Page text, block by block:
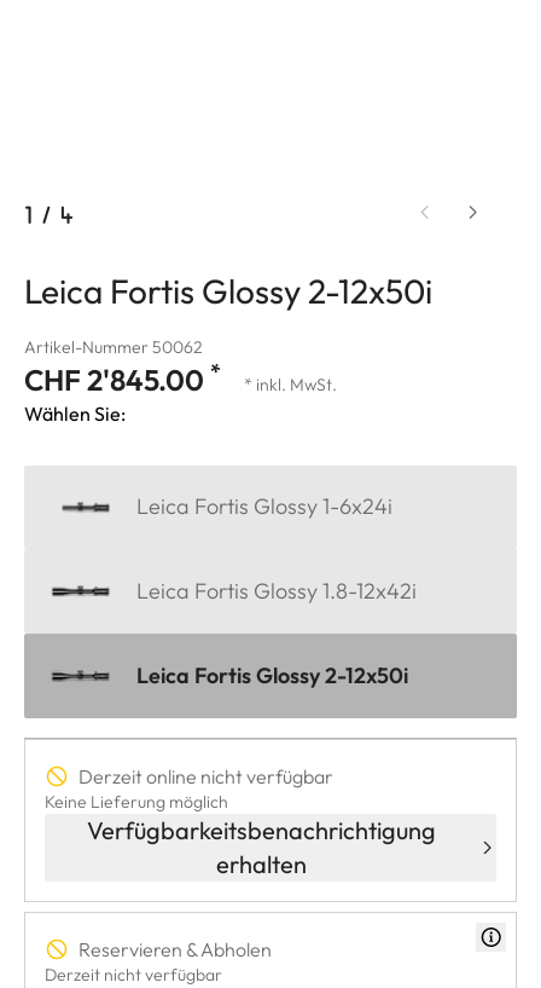
1 / 4
Leica Fortis Glossy 2-12x50i
Artikel-Nummer 50062
CHF 2'845.00 * * inkl. MwSt.
Wählen Sie:
Leica Fortis Glossy 1-6x24i
Leica Fortis Glossy 1.8-12x42i
Leica Fortis Glossy 2-12x50i
Derzeit online nicht verfügbar
Keine Lieferung möglich
Verfügbarkeitsbenachrichtigung
erhalten
Reservieren & Abholen
Derzeit nicht verfügbar